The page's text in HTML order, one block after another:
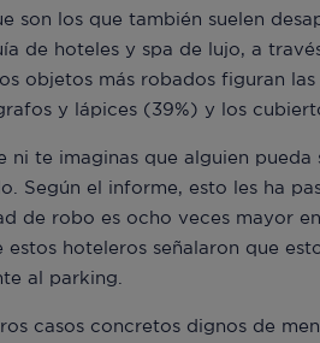
son los que también suelen
de hoteles y spa de lujo, a
objetos más robados figuran
y lápices (39%) y los
ni te imaginas que alguien
Según el informe, esto les ha
de robo es ocho veces mayor
estos hoteleros señalaron que
al parking.
casos concretos dignos de